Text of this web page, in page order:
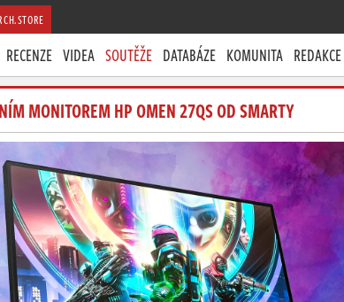
RECENZE VIDEA SOUTĚŽE DATABÁZE KOMUNITA REDAKCE
MONITOREM HP OMEN 27QS OD SMARTY